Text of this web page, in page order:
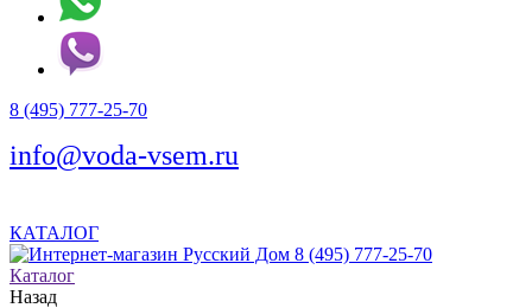
8 (495) 777-25-70
info@voda-vsem.ru
КАТАЛОГ
8 (495) 777-25-70
Каталог
Назад